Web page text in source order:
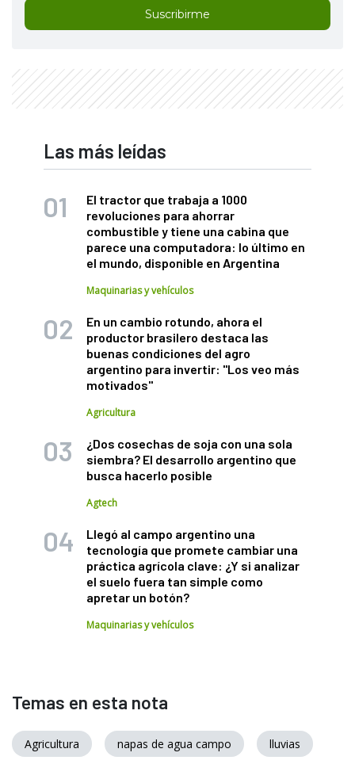
Suscribirme
Las más leídas
El tractor que trabaja a 1000
revoluciones para ahorrar
combustible y tiene una cabina que
parece una computadora: lo último en
el mundo, disponible en Argentina
Maquinarias y vehículos
En un cambio rotundo, ahora el
productor brasilero destaca las
buenas condiciones del agro
argentino para invertir: "Los veo más
motivados"
Agricultura
¿Dos cosechas de soja con una sola
siembra? El desarrollo argentino que
busca hacerlo posible
Agtech
Llegó al campo argentino una
tecnología que promete cambiar una
práctica agrícola clave: ¿Y si analizar
el suelo fuera tan simple como
apretar un botón?
Maquinarias y vehículos
Temas en esta nota
Agricultura napas de agua campo lluvias